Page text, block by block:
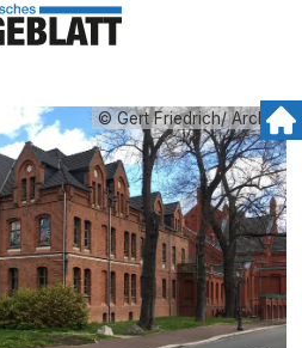
© Gert Friedrich/ Archiv